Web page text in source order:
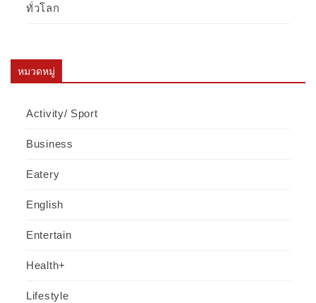
ทั่วโลก
หมวดหมู่
Activity/ Sport
Business
Eatery
English
Entertain
Health+
Lifestyle